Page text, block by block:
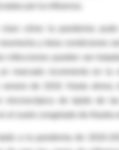
neumonía y otras condiciones
infecciones pueden ser
verano de 1918. Hasta
el suelo congelado de
a la pandemia de 1918-